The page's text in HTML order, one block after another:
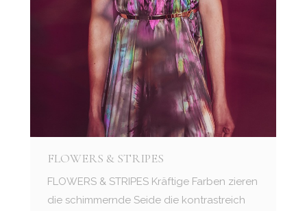
FLOWERS & STRIPES
FLOWERS & STRIPES Kräftige Farben zieren
die schimmernde Seide die kontrastreich